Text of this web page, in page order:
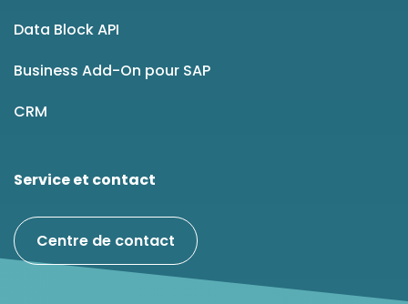
Data Block API
Business Add-On pour SAP
CRM
Service et contact
Centre de contact